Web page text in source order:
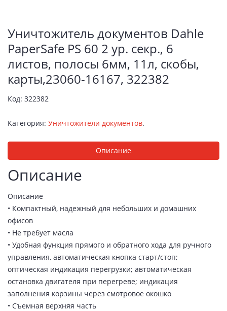
Уничтожитель документов Dahle
PaperSafe PS 60 2 ур. секр., 6
листов, полосы 6мм, 11л, скобы,
карты,23060-16167, 322382
Код: 322382
Категория: Уничтожители документов.
Описание
Описание
Описание
• Компактный, надежный для небольших и домашних
офисов
• Не требует масла
• Удобная функция прямого и обратного хода для ручного
управления, автоматическая кнопка старт/стоп;
оптическая индикация перегрузки; автоматическая
остановка двигателя при перегреве; индикация
заполнения корзины через смотровое окошко
• Съемная верхняя часть